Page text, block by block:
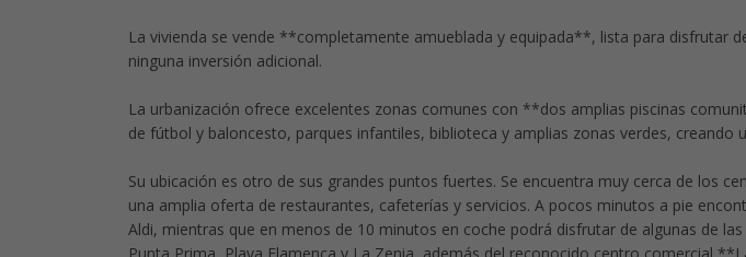
La vivienda se vende **completamente amueblada y equipada**, lista para disfrutar
ninguna inversión adicional.
La urbanización ofrece excelentes zonas comunes con **dos amplias piscinas
de fútbol y baloncesto, parques infantiles, biblioteca y amplias zonas verdes, creando
Su ubicación es otro de sus grandes puntos fuertes. Se encuentra muy cerca de los
una amplia oferta de restaurantes, cafeterías y servicios. A pocos minutos a pie
Aldi, mientras que en menos de 10 minutos en coche podrá disfrutar de algunas de